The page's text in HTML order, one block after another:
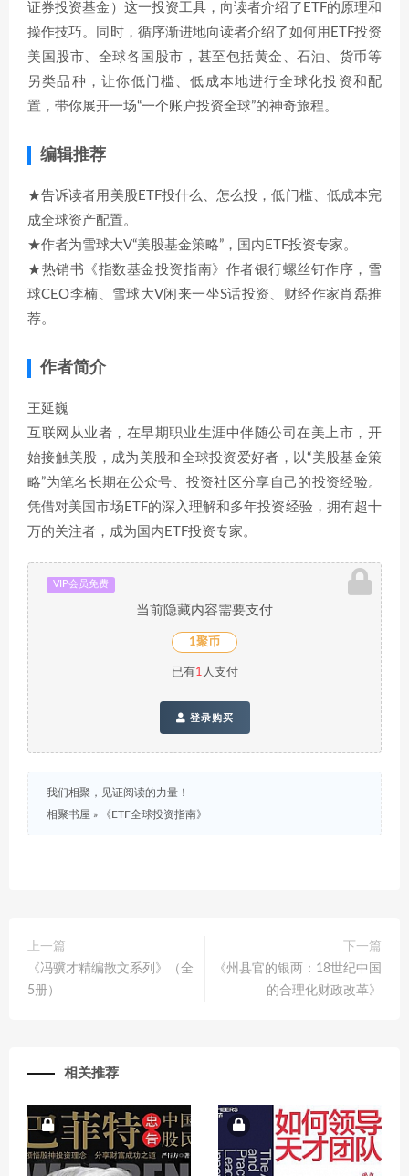
证券投资基金）这一投资工具，向读者介绍了ETF的原理和
操作技巧。同时，循序渐进地向读者介绍了如何用ETF投资
美国股市、全球各国股市，甚至包括黄金、石油、货币等
另类品种，让你低门槛、低成本地进行全球化投资和配
置，带你展开一场“一个账户投资全球”的神奇旅程。
编辑推荐
★告诉读者用美股ETF投什么、怎么投，低门槛、低成本完
成全球资产配置。
★作者为雪球大V“美股基金策略”，国内ETF投资专家。
★热销书《指数基金投资指南》作者银行螺丝钉作序，雪
球CEO李楠、雪球大V闲来一坐S话投资、财经作家肖磊推
荐。
作者简介
王延巍
互联网从业者，在早期职业生涯中伴随公司在美上市，开
始接触美股，成为美股和全球投资爱好者，以“美股基金策
略”为笔名长期在公众号、投资社区分享自己的投资经验。
凭借对美国市场ETF的深入理解和多年投资经验，拥有超十
万的关注者，成为国内ETF投资专家。
VIP会员免费
当前隐藏内容需要支付
1聚币
已有1 人支付
登录购买
我们相聚，见证阅读的力量！
相聚书屋 » 《ETF全球投资指南》
上一篇
《冯骥才精编散文系列》（全
5册）
下一篇
《州县官的银两：18世纪中国
的合理化财政改革》
相关推荐